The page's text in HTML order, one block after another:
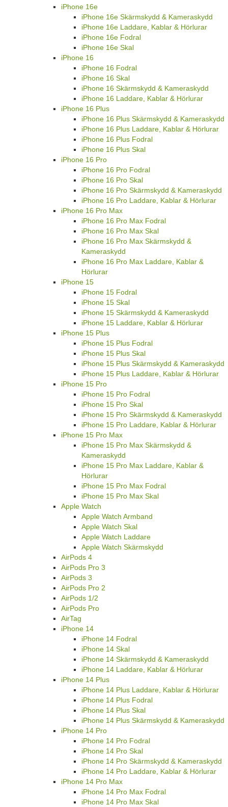
iPhone 16e
iPhone 16e Skärmskydd & Kameraskydd
iPhone 16e Laddare, Kablar & Hörlurar
iPhone 16e Fodral
iPhone 16e Skal
iPhone 16
iPhone 16 Fodral
iPhone 16 Skal
iPhone 16 Skärmskydd & Kameraskydd
iPhone 16 Laddare, Kablar & Hörlurar
iPhone 16 Plus
iPhone 16 Plus Skärmskydd & Kameraskydd
iPhone 16 Plus Laddare, Kablar & Hörlurar
iPhone 16 Plus Fodral
iPhone 16 Plus Skal
iPhone 16 Pro
iPhone 16 Pro Fodral
iPhone 16 Pro Skal
iPhone 16 Pro Skärmskydd & Kameraskydd
iPhone 16 Pro Laddare, Kablar & Hörlurar
iPhone 16 Pro Max
iPhone 16 Pro Max Fodral
iPhone 16 Pro Max Skal
iPhone 16 Pro Max Skärmskydd &
Kameraskydd
iPhone 16 Pro Max Laddare, Kablar &
Hörlurar
iPhone 15
iPhone 15 Fodral
iPhone 15 Skal
iPhone 15 Skärmskydd & Kameraskydd
iPhone 15 Laddare, Kablar & Hörlurar
iPhone 15 Plus
iPhone 15 Plus Fodral
iPhone 15 Plus Skal
iPhone 15 Plus Skärmskydd & Kameraskydd
iPhone 15 Plus Laddare, Kablar & Hörlurar
iPhone 15 Pro
iPhone 15 Pro Fodral
iPhone 15 Pro Skal
iPhone 15 Pro Skärmskydd & Kameraskydd
iPhone 15 Pro Laddare, Kablar & Hörlurar
iPhone 15 Pro Max
iPhone 15 Pro Max Skärmskydd &
Kameraskydd
iPhone 15 Pro Max Laddare, Kablar &
Hörlurar
iPhone 15 Pro Max Fodral
iPhone 15 Pro Max Skal
Apple Watch
Apple Watch Armband
Apple Watch Skal
Apple Watch Laddare
Apple Watch Skärmskydd
AirPods 4
AirPods Pro 3
AirPods 3
AirPods Pro 2
AirPods 1/2
AirPods Pro
AirTag
iPhone 14
iPhone 14 Fodral
iPhone 14 Skal
iPhone 14 Skärmskydd & Kameraskydd
iPhone 14 Laddare, Kablar & Hörlurar
iPhone 14 Plus
iPhone 14 Plus Laddare, Kablar & Hörlurar
iPhone 14 Plus Fodral
iPhone 14 Plus Skal
iPhone 14 Plus Skärmskydd & Kameraskydd
iPhone 14 Pro
iPhone 14 Pro Fodral
iPhone 14 Pro Skal
iPhone 14 Pro Skärmskydd & Kameraskydd
iPhone 14 Pro Laddare, Kablar & Hörlurar
iPhone 14 Pro Max
iPhone 14 Pro Max Fodral
iPhone 14 Pro Max Skal